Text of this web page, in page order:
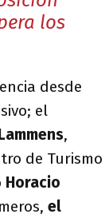
los
desde
el
,
de Turismo
Horacio
el